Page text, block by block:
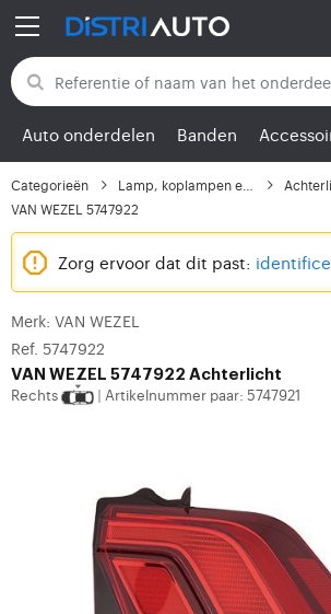
Terug naar categorieën
Auto onderdelen Banden
Categorieën
VAN WEZEL 5747922
Zorg ervoor dat dit past:
Merk: VAN WEZEL
Ref. 5747922
VAN WEZEL 5747922 Achterlicht
Rechts Artikelnummer paar: 5747921